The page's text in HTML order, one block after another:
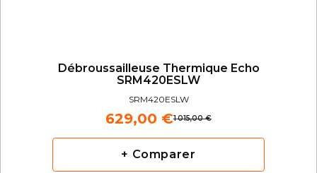
Débroussailleuse Thermique Echo
SRM420ESLW
SRM420ESLW
1 015,00 €
629,00 €
+ Comparer